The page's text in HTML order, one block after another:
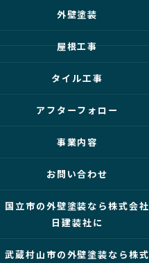
外壁塗装
屋根工事
タイル工事
アフターフォロー
事業内容
お問い合わせ
国立市の外壁塗装なら株式会社
日建装社に
武蔵村山市の外壁塗装なら株式